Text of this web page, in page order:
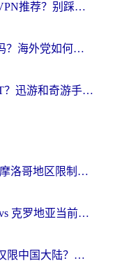
海外党必看：回国免费VPN推荐？别踩坑！教你选对加速器无缝刷国内资源
ChickCN和GoLink好用吗？海外党如何选对回国加速器
海外玩国内手游卡成PPT？迅游和奇游手游哪个好？一篇讲透回国加速器怎么选
在国外看世界杯法国VS摩洛哥地区限制？这篇指南让你流畅看中文解说无压力
在国外看世界杯英格兰 vs 克罗地亚当前地区不可播放？这篇指南帮你搞定所有海外观赛难题
在海外看央视频世界杯仅限中国大陆？这篇指南帮你解锁中文解说+无卡顿直播